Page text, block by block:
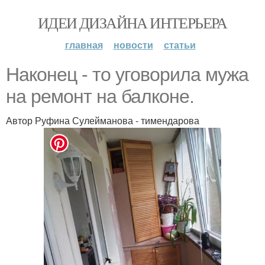
ИДЕИ ДИЗАЙНА ИНТЕРЬЕРА
главная новости статьи
Наконец - то уговорила мужа
на ремонт на балконе.
Автор Руфина Сулейманова - тимендарова